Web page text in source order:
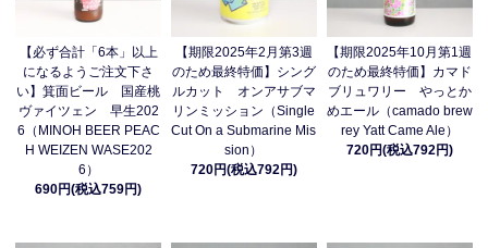
【必ず合計「6本」以上
になるようご注文下さ
い】箕面ビール 国産桃
ヴァイツェン 早生202
6（MINOH BEER PEAC
H WEIZEN WASE202
6）
690円(税込759円)
【期限2025年2月第3週
のため最終特価】シング
ルカット オンアサブマ
リンミッション（Single
Cut On a Submarine Mis
sion）
720円(税込792円)
【期限2025年10月第1週
のため最終特価】カマド
ブリュワリー やっとか
めエール（camado brew
rey Yatt Came Ale）
720円(税込792円)